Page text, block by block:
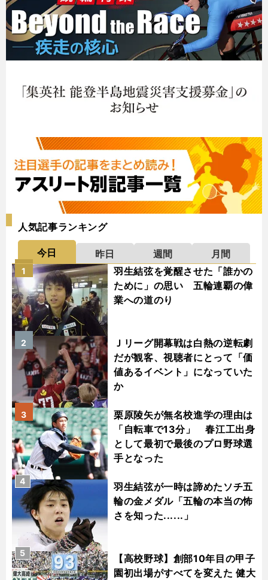
人気記事ランキング
今日 昨日 週間
月間
羽生結弦を覚醒させた「誰かの
ために」の思い 五輪連覇の偉
業への道のり
1
Ｊリーグ開幕戦は白熱の逆転劇
だが観客、視聴者にとって「価
値あるイベント」になっていた
か
2
栗原陵矢が無名校進学の理由は
「自転車で13分」 春江工出身
として最初で最後のプロ野球選
手となった
3
羽生結弦が一時は諦めたソチ五
輪の金メダル「五輪の本当の怖
さを知った......」
4
【高校野球】創部10年目の甲子
園初出場がすべてを変えた 健大
5